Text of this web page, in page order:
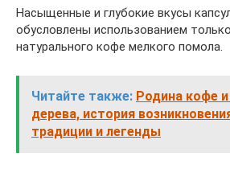
Насыщенные и глубокие вкусы
обусловлены использованием
натурального кофе мелкого помола.
Читайте также: Родина кофе
дерева, история
традиции и легенды